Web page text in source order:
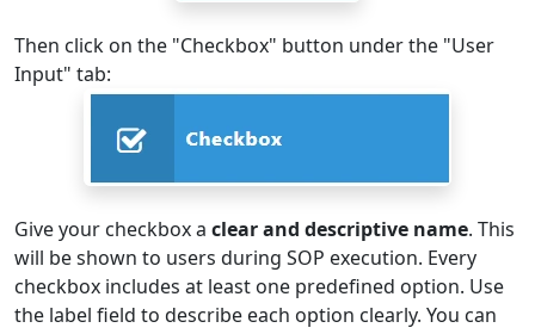
Then click on the "Checkbox" button under the "User
Input" tab:
Give your checkbox a clear and descriptive name. This
will be shown to users during SOP execution. Every
checkbox includes at least one predefined option. Use
the label field to describe each option clearly. You can